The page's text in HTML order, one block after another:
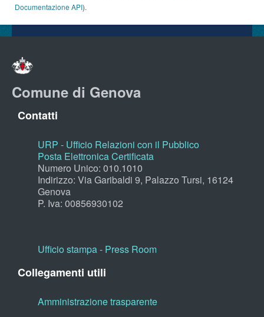
Documentazione API).
Comune di Genova
Contatti
URP - Ufficio Relazioni con il Pubblico
Posta Elettronica Certificata
Numero Unico: 010.1010
Indirizzo: Via Garibaldi 9, Palazzo Tursi, 16124
Genova
P. Iva: 00856930102
Ufficio stampa - Press Room
Collegamenti utili
Amministrazione trasparente